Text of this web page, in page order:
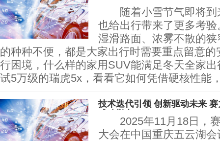
随着小雪节气即将到
也给出行带来了更多考
湿滑路面、浓雾不散的
的种种不便，都是大家出行时需要重点留意
行困境，什么样的家用SUV能满足冬天全家
试5万级的瑞虎5x，看看它如何凭借硬核性能
技术迭代引领 创新驱动未来
2025年11月18日，赛
大会在中国重庆五云湖